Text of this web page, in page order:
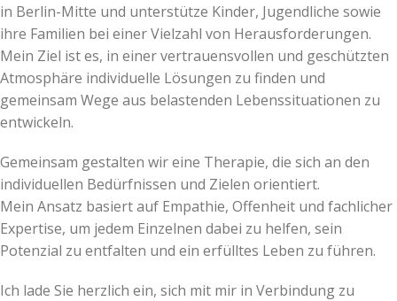
in Berlin-Mitte und unterstütze Kinder, Jugendliche sowie
ihre Familien bei einer Vielzahl von Herausforderungen.
Mein Ziel ist es, in einer vertrauensvollen und geschützten
Atmosphäre individuelle Lösungen zu finden und
gemeinsam Wege aus belastenden Lebenssituationen zu
entwickeln.
Gemeinsam gestalten wir eine Therapie, die sich an den
individuellen Bedürfnissen und Zielen orientiert.
Mein Ansatz basiert auf Empathie, Offenheit und fachlicher
Expertise, um jedem Einzelnen dabei zu helfen, sein
Potenzial zu entfalten und ein erfülltes Leben zu führen.
Ich lade Sie herzlich ein, sich mit mir in Verbindung zu